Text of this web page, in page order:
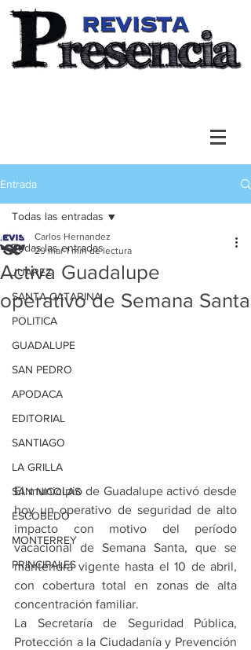
Entrada
Todas las entradas
JUAREZ
SANTA CATARINA
POLITICA
GUADALUPE
SAN PEDRO
APODACA
EDITORIAL
SANTIAGO
LA GRILLA
SAN NICOLAS
ESCOBEDO
MONTERREY
PRINCIPALES
Todas las entradas
Activa Guadalupe
operativo de Semana Santa
Carlos Hernandez
29 mar 1 min de lectura
El municipio de Guadalupe activó desde
hoy un operativo de seguridad de alto
impacto con motivo del período
vacacional de Semana Santa, que se
mantendrá vigente hasta el 10 de abril,
con cobertura total en zonas de alta
concentración familiar.
La Secretaría de Seguridad Pública,
Protección a la Ciudadanía y Prevención